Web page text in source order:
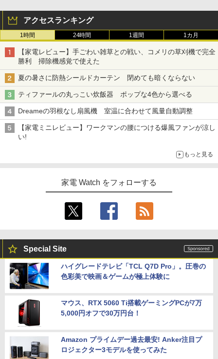
アクセスランキング
1時間 24時間 1週間 1カ月
【家電レビュー】手ごわい雑草との戦い、コメリの草刈機で完全
勝利 掃除機感覚で使えた
夏の暑さに防熱シールドカーテン 閉めても暗くならない
ティファールの丸っこい炊飯器 ポップな4色から選べる
Dreameの羽根なし扇風機 室温に合わせて風量自動調整
【家電ミニレビュー】ワークマンの腰につける爆風ファンが涼し
い!
もっと見る
家電 Watch をフォローする
Special Site
ハイグレードテレビ「TCL Q7D Pro」。圧巻の
色彩美で映画＆ゲームが極上体験に
マウス、RTX 5060 Ti搭載ゲーミングPCが7万
5,000円オフで30万円台！
Amazon プライムデー過去最安! Anker注目プ
ロジェクター3モデルを使ってみた